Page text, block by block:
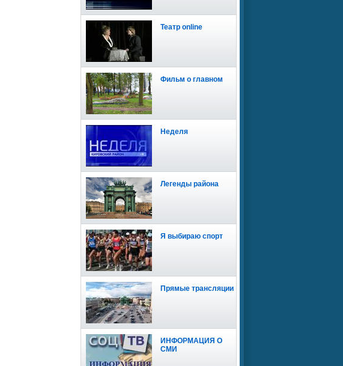
Театр online
Фильм о главном
Неделя
Легенды района
Я выбираю спорт
Прямые трансляции
ИНФОРМАЦИЯ О
СМИ